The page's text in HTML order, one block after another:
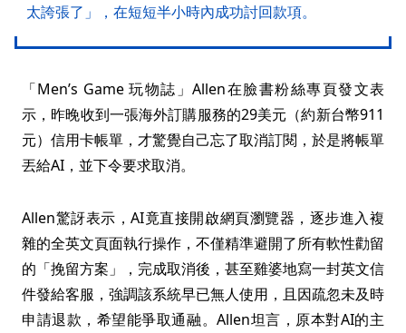
太誇張了」，在短短半小時內成功討回款項。
「Men’s Game 玩物誌」Allen在臉書粉絲專頁發文表
示，昨晚收到一張海外訂購服務的29美元（約新台幣911
元）信用卡帳單，才驚覺自己忘了取消訂閱，於是將帳單
丟給AI，並下令要求取消。
Allen驚訝表示，AI竟直接開啟網頁瀏覽器，逐步進入複
雜的全英文頁面執行操作，不僅精準避開了所有軟性勸留
的「挽留方案」，完成取消後，甚至雞婆地寫一封英文信
件發給客服，強調該系統早已無人使用，且因疏忽未及時
申請退款，希望能爭取通融。Allen坦言，原本對AI的主